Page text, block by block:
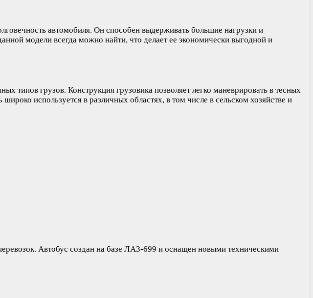
автомобиля. Он способен выдерживать большие нагрузки и
модели всегда можно найти, что делает ее экономически выгодной и
типов грузов. Конструкция грузовика позволяет легко маневрировать в тесных
используется в различных областях, в том числе в сельском хозяйстве и
Автобус создан на базе ЛАЗ-699 и оснащен новыми техническими